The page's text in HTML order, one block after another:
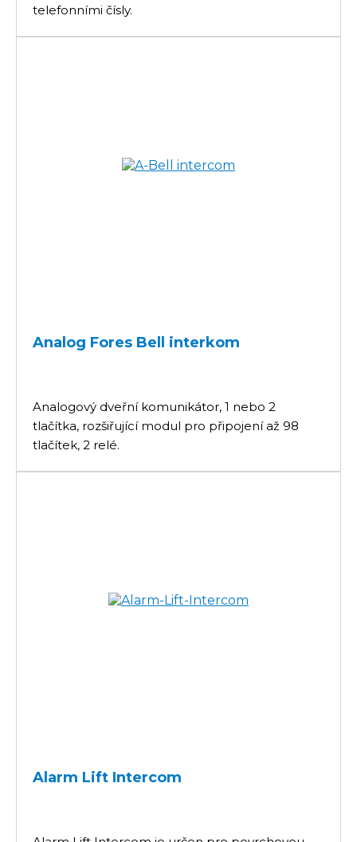
telefonními čísly.
Analog Fores Bell interkom
Analogový dveřní komunikátor, 1 nebo 2
tlačítka, rozšiřující modul pro připojení až 98
tlačítek, 2 relé.
Alarm Lift Intercom